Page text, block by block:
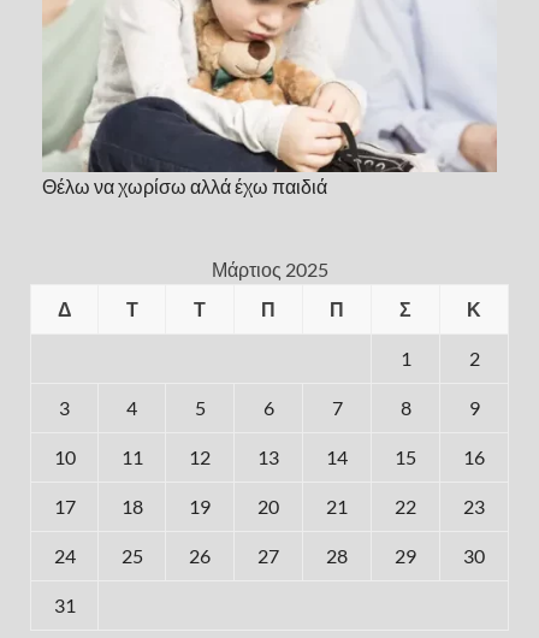
Θέλω να χωρίσω αλλά έχω παιδιά
Μάρτιος 2025
Δ
Τ Τ Π Π Σ Κ
1 2
3 4 5 6 7 8 9
10 11 12 13 14 15 16
17 18 19 20 21 22 23
24 25 26 27 28 29 30
31